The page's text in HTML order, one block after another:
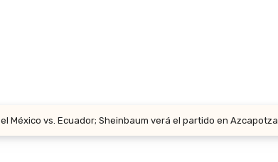
México vs. Ecuador; Sheinbaum verá el partido en